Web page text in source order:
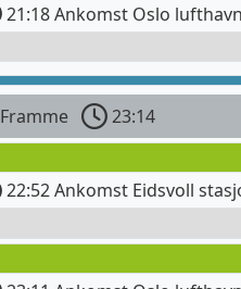
21:18 Ankomst Oslo lufthavn
Framme
23:14
22:52 Ankomst Eidsvoll